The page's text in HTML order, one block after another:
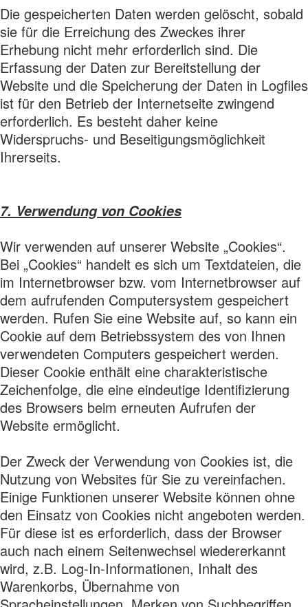
Die gespeicherten Daten werden gelöscht, sobald
sie für die Erreichung des Zweckes ihrer
Erhebung nicht mehr erforderlich sind. Die
Erfassung der Daten zur Bereitstellung der
Website und die Speicherung der Daten in Logfiles
ist für den Betrieb der Internetseite zwingend
erforderlich. Es besteht daher keine
Widerspruchs- und Beseitigungsmöglichkeit
Ihrerseits.
7. Verwendung von Cookies
Wir verwenden auf unserer Website „Cookies“.
Bei „Cookies“ handelt es sich um Textdateien, die
im Internetbrowser bzw. vom Internetbrowser auf
dem aufrufenden Computersystem gespeichert
werden. Rufen Sie eine Website auf, so kann ein
Cookie auf dem Betriebssystem des von Ihnen
verwendeten Computers gespeichert werden.
Dieser Cookie enthält eine charakteristische
Zeichenfolge, die eine eindeutige Identifizierung
des Browsers beim erneuten Aufrufen der
Website ermöglicht.
Der Zweck der Verwendung von Cookies ist, die
Nutzung von Websites für Sie zu vereinfachen.
Einige Funktionen unserer Website können ohne
den Einsatz von Cookies nicht angeboten werden.
Für diese ist es erforderlich, dass der Browser
auch nach einem Seitenwechsel wiedererkannt
wird, z.B. Log-In-Informationen, Inhalt des
Warenkorbs, Übernahme von